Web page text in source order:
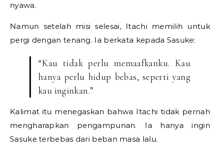
nyawa.
Namun setelah misi selesai, Itachi memilih untuk
pergi dengan tenang. Ia berkata kepada Sasuke:
“Kau tidak perlu memaafkanku. Kau
hanya perlu hidup bebas, seperti yang
kau inginkan.”
Kalimat itu menegaskan bahwa Itachi tidak pernah
mengharapkan pengampunan. Ia hanya ingin
Sasuke terbebas dari beban masa lalu.